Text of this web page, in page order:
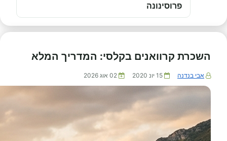
פרוסינונה
השכרת קרוואנים בקלסי: המדריך המלא
אבי בנדנה 15 יונ 2020 02 אוג 2026